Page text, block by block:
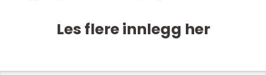
Les flere innlegg her